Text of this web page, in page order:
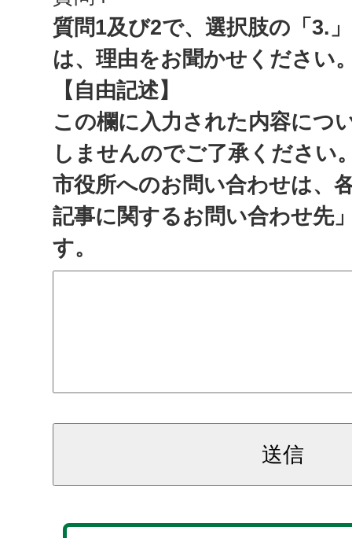
質問1及び2で、選択肢の「3.
は、理由をお聞かせください
【自由記述】
この欄に入力された内容につ
しませんのでご了承ください
市役所へのお問い合わせは、
記事に関するお問い合わせ先
す。